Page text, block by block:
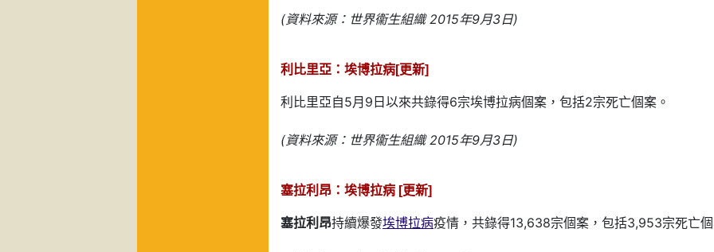
(資料來源：世界衞生組織 2015年9月3日)
利比里亞：埃博拉病[更新]
利比里亞自5月9日以來共錄得6宗埃博拉病個案，包括2宗死亡個案。
(資料來源：世界衞生組織 2015年9月3日)
塞拉利昂：埃博拉病 [更新]
塞拉利昂持續爆發埃博拉病疫情，共錄得13,638宗個案，包括3,953宗死亡個